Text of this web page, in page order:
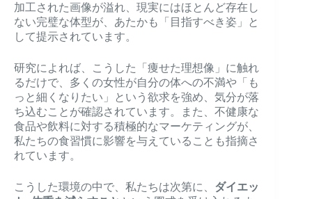
加工された画像が溢れ、現実にはほとんど存在し
ない完璧な体型が、あたかも「目指すべき姿」と
して提示されています。
研究によれば、こうした「痩せた理想像」に触れ
るだけで、多くの女性が自分の体への不満や「も
っと細くなりたい」という欲求を強め、気分が落
ち込むことが確認されています。また、不健康な
食品や飲料に対する積極的なマーケティングが、
私たちの食習慣に影響を与えていることも指摘さ
れています。
こうした環境の中で、私たちは次第に、 ダイエッ